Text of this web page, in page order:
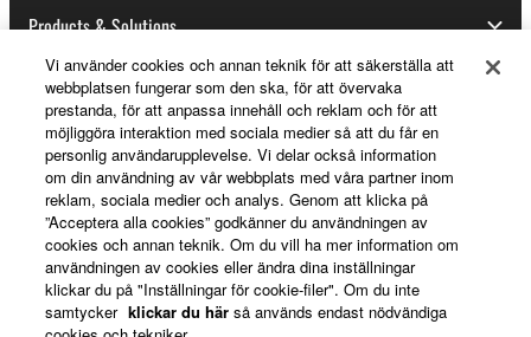
Products & Solutions
News
About Yamaha
Sverige - English
Vi använder cookies och annan teknik för att säkerställa att
webbplatsen fungerar som den ska, för att övervaka
prestanda, för att anpassa innehåll och reklam och för att
möjliggöra interaktion med sociala medier så att du får en
personlig användarupplevelse. Vi delar också information
om din användning av vår webbplats med våra partner inom
reklam, sociala medier och analys. Genom att klicka på
”Acceptera alla cookies” godkänner du användningen av
cookies och annan teknik. Om du vill ha mer information om
användningen av cookies eller ändra dina inställningar
klickar du på "Inställningar för cookie-filer". Om du inte
samtycker klickar du här så används endast nödvändiga